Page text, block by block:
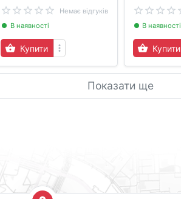
Немає відгуків
В наявності
Купити
В наявності
Купити
Показати ще